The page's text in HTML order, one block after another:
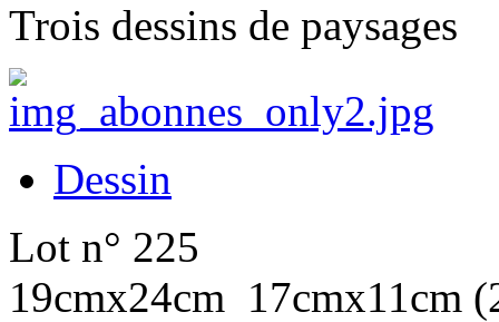
Trois dessins de paysages
Dessin
Lot n° 225
19cmx24cm 17cmx11cm